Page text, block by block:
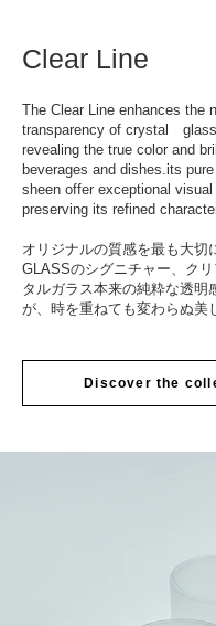
Clear Line
The Clear Line enhances the
transparency of crystal
revealing the true color and
beverages and dishes.its
sheen offer exceptional
preserving its refined
オリジナルの質感を最も大切
GLASSのシグニチャー、ク
タルガラス本来の純粋な透明
が、時を重ねても変わらぬ美
Discover the